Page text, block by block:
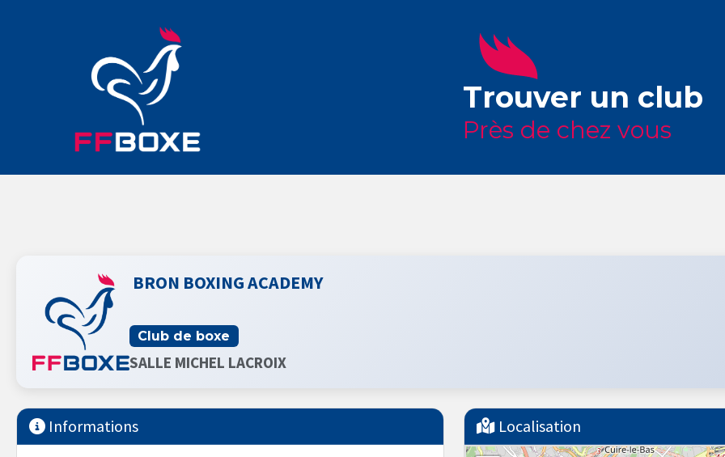
Trouver un club
Près de chez vous
BRON BOXING ACADEMY
Club de boxe
SALLE MICHEL LACROIX
Informations Localisation